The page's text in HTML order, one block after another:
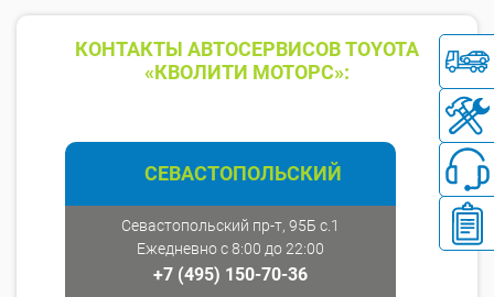
КОНТАКТЫ АВТОСЕРВИСОВ TOYOTA
«КВОЛИТИ МОТОРС»:
СЕВАСТОПОЛЬСКИЙ
Севастопольский пр-т, 95Б с.1
Ежедневно с 8:00 до 22:00
+7 (495) 150-70-36